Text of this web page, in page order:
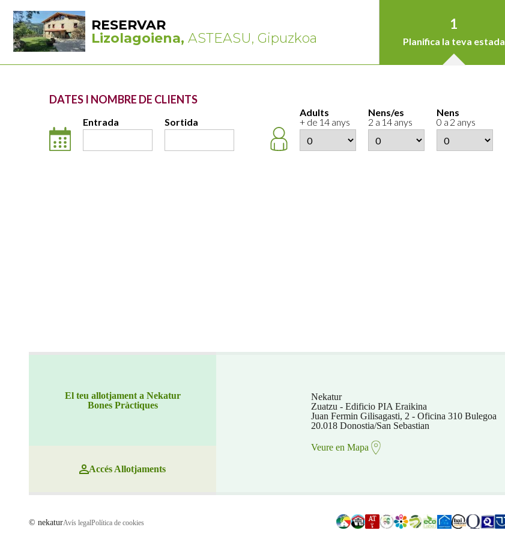
RESERVAR
Lizolagoiena, ASTEASU, Gipuzkoa
1
Planifica la teva estada
DATES I NOMBRE DE CLIENTS
Entrada Sortida
Adults
+ de 14 anys
Nens/es
2 a 14 anys
Nens
0 a 2 anys
El teu allotjament a Nekatur
Bones Pràctiques
Accés Allotjaments
Nekatur
Zuatzu - Edificio PIA Eraikina
Juan Fermin Gilisagasti, 2 - Oficina 310 Bulegoa
20.018 Donostia/San Sebastian
Veure en Mapa
© nekaturAvís legalPolítica de cookies